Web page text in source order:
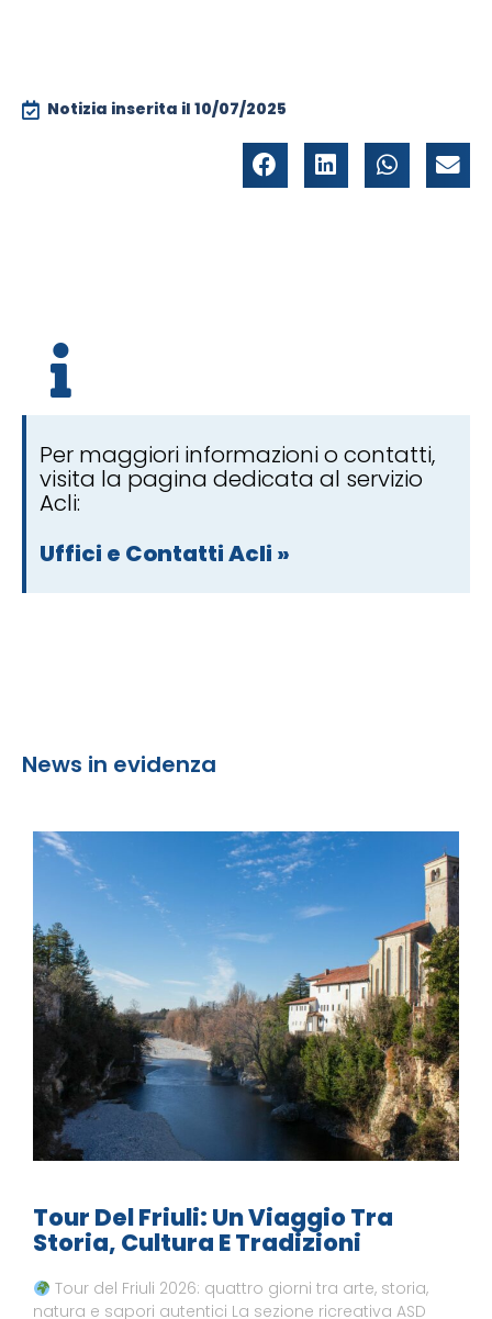
Notizia inserita il 10/07/2025
Per maggiori informazioni o contatti,
visita la pagina dedicata al servizio
Acli:
Uffici e Contatti Acli »
News in evidenza
Tour Del Friuli: Un Viaggio Tra
Storia, Cultura E Tradizioni
Tour del Friuli 2026: quattro giorni tra arte, storia,
natura e sapori autentici La sezione ricreativa ASD